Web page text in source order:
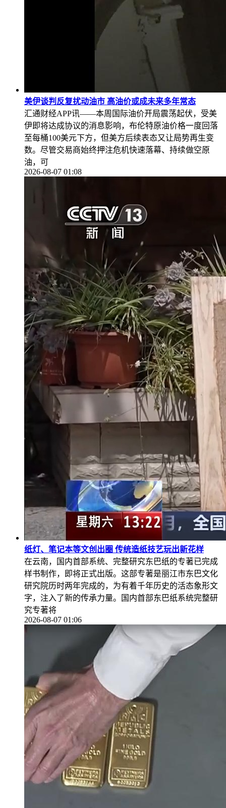
美伊谈判反复扰动油市 高油价或成未来多年常态
汇通财经APP讯——本周国际油价开局震荡起伏，受美
伊即将达成协议的消息影响，布伦特原油价格一度回落
至每桶100美元下方，但美方后续表态又让局势再生变
数。尽管交易商始终押注危机快速落幕、持续做空原
油，可
2026-08-07 01:08
纸灯、笔记本等文创出圈 传统造纸技艺玩出新花样
在云南，国内首部系统、完整研究东巴纸的专著已完成
样书制作，即将正式出版。这部专著是丽江市东巴文化
研究院历时两年完成的，为有着千年历史的活态象形文
字，注入了新的传承力量。国内首部东巴纸系统完整研
究专著将
2026-08-07 01:06